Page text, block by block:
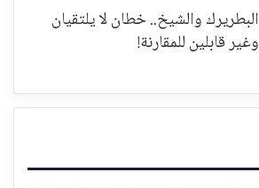
البطريرك والشيخ.. خطان لا يلتقيان
وغير قابلين للمقارنة!